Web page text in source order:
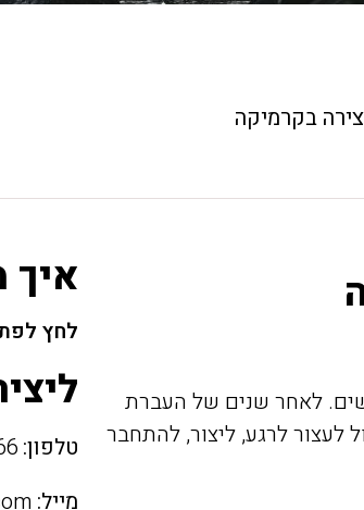
בקרמיקה
לאחר שנים של העברת
לרגע, ליצור, להתחבר
איך
לחץ
טלפון: 058-578-5666
מייל: